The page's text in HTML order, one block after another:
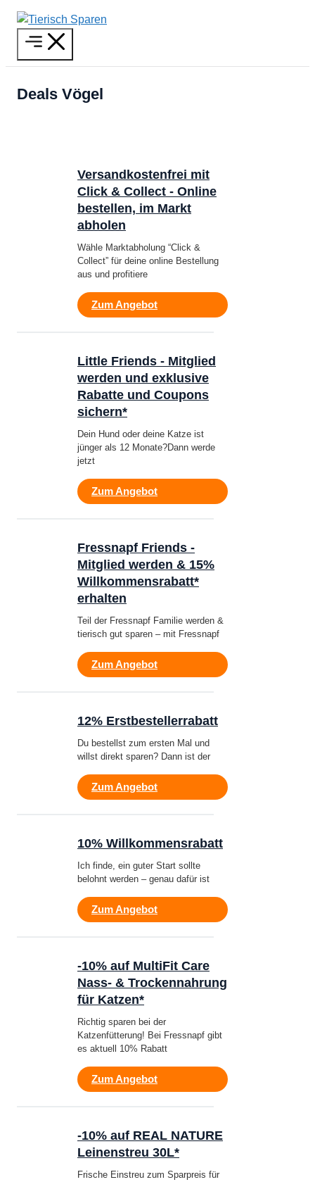
Zum
Inhalt
springen
Deals Vögel
Versandkostenfrei mit
Click & Collect - Online
bestellen, im Markt
abholen
Wähle Marktabholung “Click &
Collect” für deine online Bestellung
aus und profitiere
Zum Angebot
Little Friends - Mitglied
werden und exklusive
Rabatte und Coupons
sichern*
Dein Hund oder deine Katze ist
jünger als 12 Monate?Dann werde
jetzt
Zum Angebot
Fressnapf Friends -
Mitglied werden & 15%
Willkommensrabatt*
erhalten
Teil der Fressnapf Familie werden &
tierisch gut sparen – mit Fressnapf
Zum Angebot
12% Erstbestellerrabatt
Du bestellst zum ersten Mal und
willst direkt sparen? Dann ist der
Zum Angebot
10% Willkommensrabatt
Ich finde, ein guter Start sollte
belohnt werden – genau dafür ist
Zum Angebot
-10% auf MultiFit Care
Nass- & Trockennahrung
für Katzen*
Richtig sparen bei der
Katzenfütterung! Bei Fressnapf gibt
es aktuell 10% Rabatt
Zum Angebot
-10% auf REAL NATURE
Leinenstreu 30L*
Frische Einstreu zum Sparpreis für